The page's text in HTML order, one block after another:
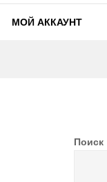
МОЙ АККАУНТ
Поиск